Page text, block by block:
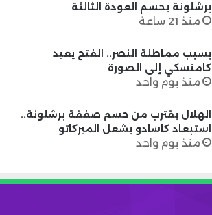
برشلونة يحسم العودة الثالثة
منذ 21 ساعة
بسبب مماطلة النصر.. الفتح يعيد
كامنسكي إلى الصورة
منذ يوم واحد
الهلال يقترب من حسم صفقة برشلونة..
استبعاد كاسادو يشعل الميركاتو
منذ يوم واحد